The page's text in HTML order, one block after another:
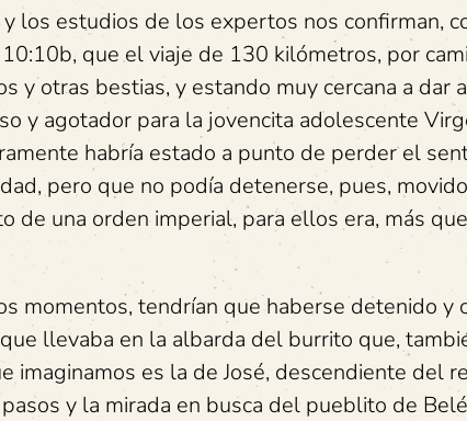
los estudios de los expertos nos confirman,
10:10b, que el viaje de 130 kilómetros, por
y otras bestias, y estando muy cercana a dar
y agotador para la jovencita adolescente
habría estado a punto de perder el
pero que no podía detenerse, pues,
de una orden imperial, para ellos era, más
momentos, tendrían que haberse detenido y
llevaba en la albarda del burrito que,
imaginamos es la de José, descendiente del
y la mirada en busca del pueblito de